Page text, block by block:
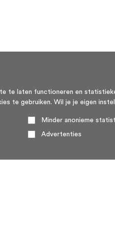
te laten functioneren en
te gebruiken. Wil je je eigen
Minder anonieme
Advertenties